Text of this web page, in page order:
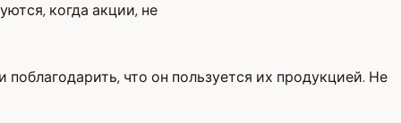
когда акции, не
что он пользуется их продукцией. Не